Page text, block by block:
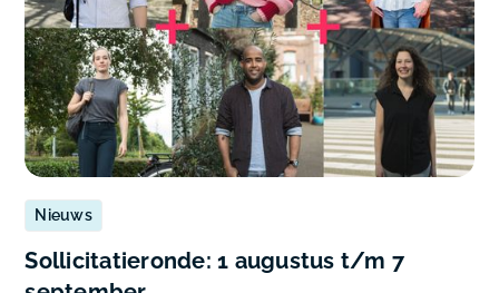
Nieuws
Sollicitatieronde: 1 augustus t/m 7